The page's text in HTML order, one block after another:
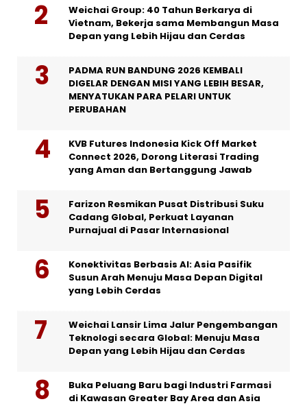
Weichai Group: 40 Tahun Berkarya di
Vietnam, Bekerja sama Membangun Masa
Depan yang Lebih Hijau dan Cerdas
PADMA RUN BANDUNG 2026 KEMBALI
DIGELAR DENGAN MISI YANG LEBIH BESAR,
MENYATUKAN PARA PELARI UNTUK
PERUBAHAN
KVB Futures Indonesia Kick Off Market
Connect 2026, Dorong Literasi Trading
yang Aman dan Bertanggung Jawab
Farizon Resmikan Pusat Distribusi Suku
Cadang Global, Perkuat Layanan
Purnajual di Pasar Internasional
Konektivitas Berbasis AI: Asia Pasifik
Susun Arah Menuju Masa Depan Digital
yang Lebih Cerdas
Weichai Lansir Lima Jalur Pengembangan
Teknologi secara Global: Menuju Masa
Depan yang Lebih Hijau dan Cerdas
Buka Peluang Baru bagi Industri Farmasi
di Kawasan Greater Bay Area dan Asia